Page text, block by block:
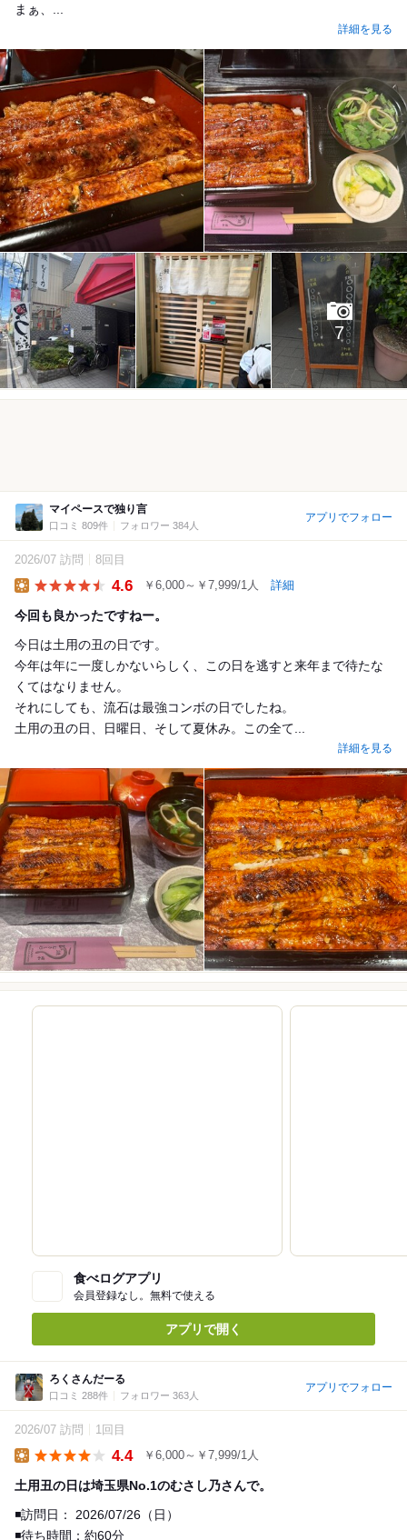
まぁ、...
詳細を見る
7
マイペースで独り言
口コミ 809件 フォロワー 384人
アプリでフォロー
2026/07 訪問 8回目
4.6 ￥6,000～￥7,999/1人 詳細
今回も良かったですねー。
今日は土用の丑の日です。
今年は年に一度しかないらしく、この日を逃すと来年まで待たな
くてはなりません。
それにしても、流石は最強コンボの日でしたね。
土用の丑の日、日曜日、そして夏休み。この全て...
詳細を見る
食べログアプリ
会員登録なし。無料で使える
アプリで開く
ろくさんだーる
口コミ 288件 フォロワー 363人
アプリでフォロー
2026/07 訪問 1回目
4.4 ￥6,000～￥7,999/1人
土用丑の日は埼玉県No.1のむさし乃さんで。
◾️訪問日： 2026/07/26（日）
◾️待ち時間：約60分